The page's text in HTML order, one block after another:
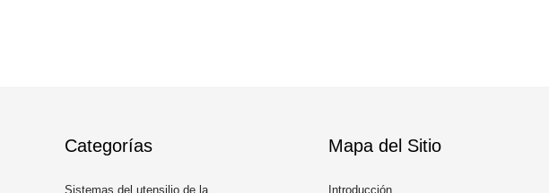
Categorías
Sistemas del utensilio de la
Mapa del Sitio
Introducción